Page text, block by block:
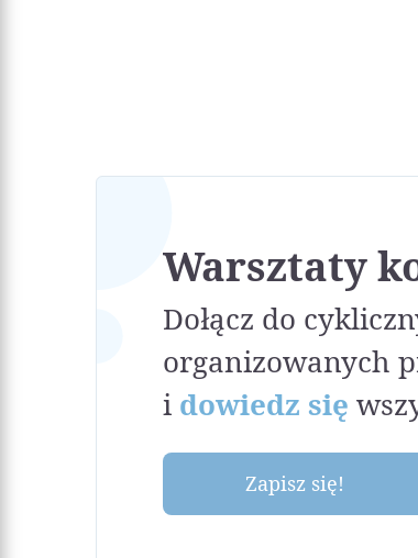
Warsztaty
Dołącz do
organizowanych
i dowiedz się
Zapisz się!